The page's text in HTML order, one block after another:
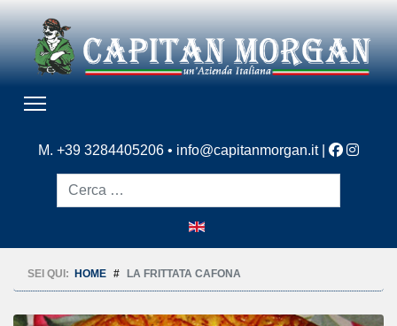
M. +39 3284405206 • info@capitanmorgan.it|
SEI QUI: HOME LA FRITTATA CAFONA